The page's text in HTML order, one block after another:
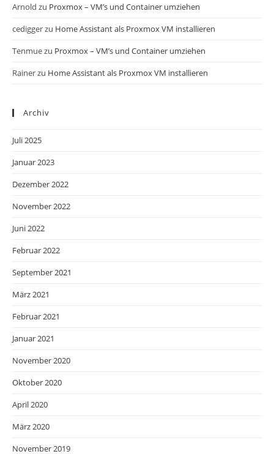
Arnold zu Proxmox – VM’s und Container umziehen
cediggerzu Home Assistant als Proxmox VM installieren
Tenmuezu Proxmox – VM’s und Container umziehen
Rainerzu Home Assistant als Proxmox VM installieren
Archiv
Juli 2025
Januar 2023
Dezember 2022
November 2022
Juni 2022
Februar 2022
September 2021
März 2021
Februar 2021
Januar 2021
November 2020
Oktober 2020
April 2020
März 2020
November 2019